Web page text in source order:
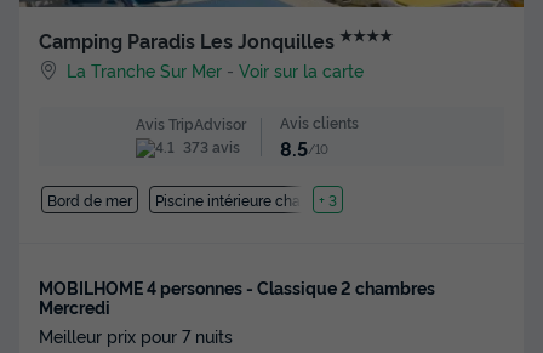
Camping Paradis Les Jonquilles ★★★★
La Tranche Sur Mer -Voir sur la carte
Avis TripAdvisor
373 avis
Avis clients
8.5/10
Bord de mer Piscine intérieure chauffée
+ 3
MOBILHOME 4 personnes - Classique 2 chambres
Mercredi
Meilleur prix pour 7 nuits